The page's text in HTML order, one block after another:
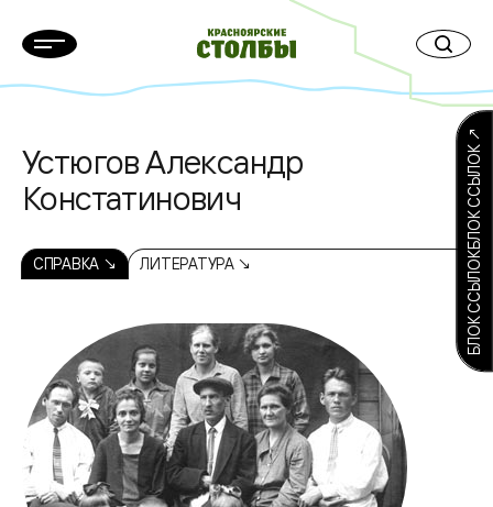
Устюгов Александр
Констатинович
СПРАВКА ↘ ЛИТЕРАТУРА ↘ БЛОК ССЫЛОКБЛОК ССЫЛОК ↗